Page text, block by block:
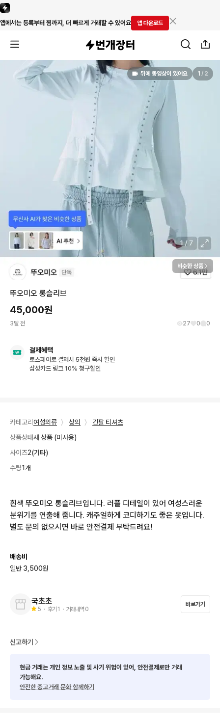
앱에서는 등록부터 찜까지, 더 빠르게 거래할 수 있어요 앱 다운로드
뒤에 동영상이 있어요 1 / 2
비슷한 상품
뚜오미오 롱슬리브
45,000원
3달 전 27 0 0
결제혜택
토스페이로 결제시 5천원 즉시 할인
삼성카드 링크 10% 청구할인
카테고리 여성의류 〉 상의 〉
긴팔 티셔츠
상품상태새 상품 (미사용)
사이즈2(기타)
수량1개
흰색 뚜오미오 롱슬리브입니다. 러플 디테일이 있어 여성스러운
분위기를 연출해 줍니다. 캐주얼하게 코디하기도 좋은 옷입니다.
별도 문의 없으시면 바로 안전결제 부탁드려요!
배송비
일반 3,500원
국초초
5 ・ 후기 1 ・ 거래내역 0
바로가기
신고하기
현금 거래는 개인 정보 노출 및 사기 위험이 있어, 안전결제로만 거래
가능해요.
안전한 중고거래 문화 함께하기